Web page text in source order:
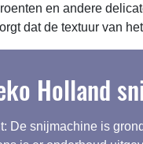
en andere
dat de textuur van
Holland
De snijmachine is